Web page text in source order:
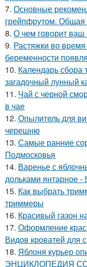
7. Основные
грейпфрутом.
8. О чем говорит ваш
9. Растяжки во
беременности
10. Календарь сбора
загадочный лунный
11. Чай с черной
в чае
12. Опылитель для
черешню
13. Самые ранние
Подмосковья
14. Варенье с
дольками янтарное -
15. Как выбрать
триммеры
16. Красивый газон
17. Оформление
Видов кроватей для
18. Яблоня курьер
ЭНЦИКЛОПЕДИЯ